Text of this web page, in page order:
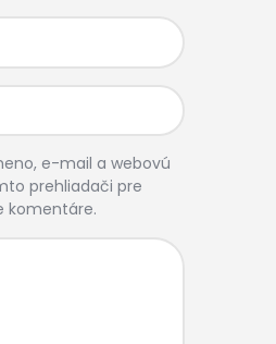
e-mail a webovú
prehliadači pre
komentáre.